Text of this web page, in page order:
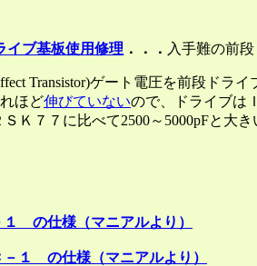
イブ基板使用修理 ．．． 入手難の前
Transistor)ゲート電圧を前段ドラ
ほど伸びていないので、ドライブは
ＳＫ７７に比べて2500～5000pFと大
の仕様（マニアルより）
１ の仕様（マニアルより）